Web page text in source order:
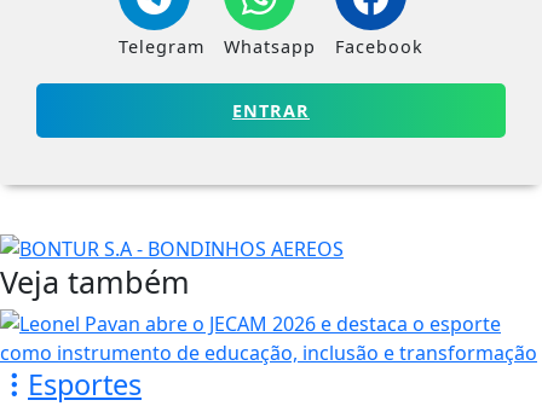
Telegram Whatsapp Facebook
ENTRAR
Veja também
Esportes